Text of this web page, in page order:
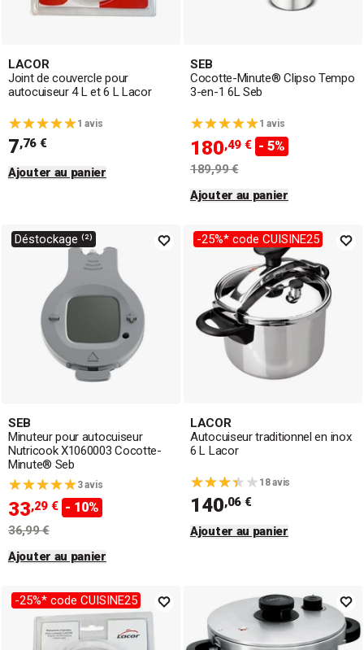
LACOR
Joint de couvercle pour
autocuiseur 4 L et 6 L Lacor
1 avis
7,76 €
Ajouter au panier
SEB
Cocotte-Minute® Clipso Tempo
3-en-1 6L Seb
1 avis
180,49 € - 5%
189,99 €
Ajouter au panier
Déstockage ⁽²⁾
SEB
Minuteur pour autocuiseur
Nutricook X1060003 Cocotte-
Minute® Seb
3 avis
33,29 € - 10%
36,99 €
Ajouter au panier
-25%* code CUISINE25
LACOR
Autocuiseur traditionnel en inox
6 L Lacor
18 avis
140,06 €
Ajouter au panier
-25%* code CUISINE25